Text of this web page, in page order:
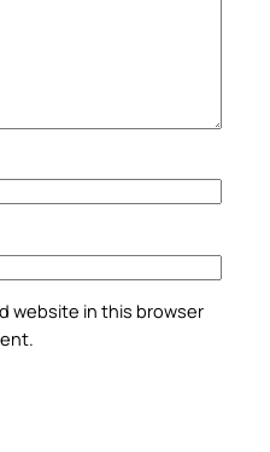
website in this browser